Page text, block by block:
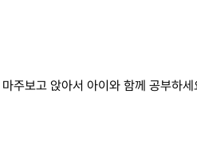
마주보고 앉아서 아이와 함께 공부하